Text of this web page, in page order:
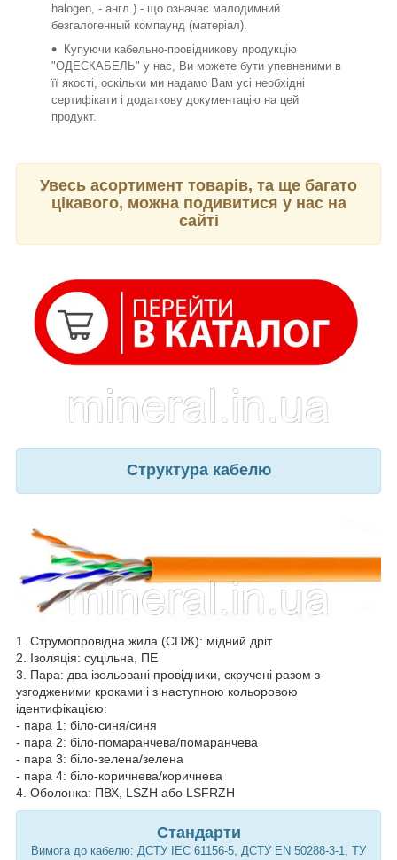
halogen, - англ.) - що означає малодимний
безгалогенный компаунд (матеріал).
Купуючи кабельно-провідникову продукцію
"ОДЕСКАБЕЛЬ" у нас, Ви можете бути упевненими в
її якості, оскільки ми надамо Вам усі необхідні
сертифікати і додаткову документацію на цей
продукт.
Увесь асортимент товарів, та ще багато
цікавого, можна подивитися у нас на
сайті
Структура кабелю
1. Струмопровідна жила (CПЖ): мідний дріт
2. Ізоляція: суцільна, ПЕ
3. Пара: два ізольовані провідники, скручені разом з
узгодженими кроками і з наступною кольоровою
ідентифікацією:
- пара 1: біло-синя/синя
- пара 2: біло-помаранчева/помаранчева
- пара 3: біло-зелена/зелена
- пара 4: біло-коричнева/коричнева
4. Оболонка: ПВХ, LSZH або LSFRZH
Стандарти
Вимога до кабелю: ДСТУ IEC 61156-5, ДСТУ EN 50288-3-1, ТУ